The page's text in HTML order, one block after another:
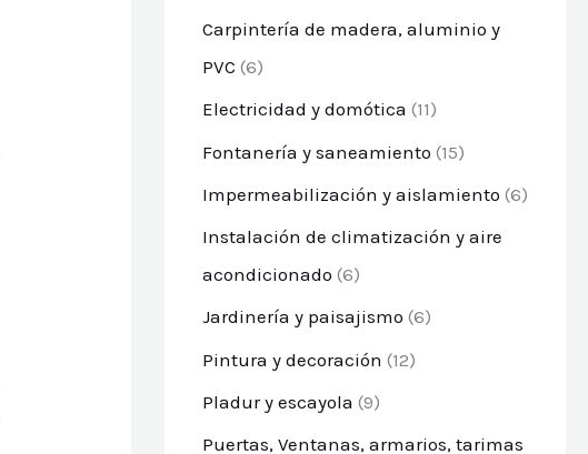
Carpintería de madera, aluminio y
PVC (6)
Electricidad y domótica (11)
Fontanería y saneamiento (15)
Impermeabilización y aislamiento (6)
Instalación de climatización y aire
acondicionado (6)
Jardinería y paisajismo (6)
Pintura y decoración (12)
Pladur y escayola (9)
Puertas, Ventanas, armarios, tarimas